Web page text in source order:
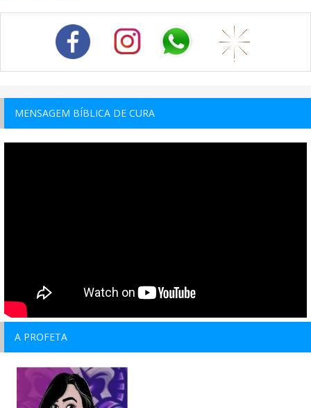
MENSAGEM BÍBLICA DE CURA
A PROFETA